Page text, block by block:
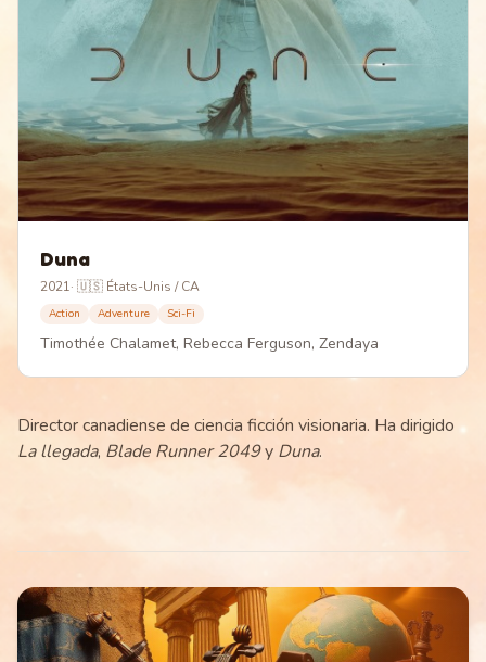
Duna
2021· 🇺🇸 États-Unis / CA
Action Adventure Sci-Fi
Timothée Chalamet, Rebecca Ferguson, Zendaya
Director canadiense de ciencia ficción visionaria. Ha dirigido
La llegada, Blade Runner 2049y Duna.